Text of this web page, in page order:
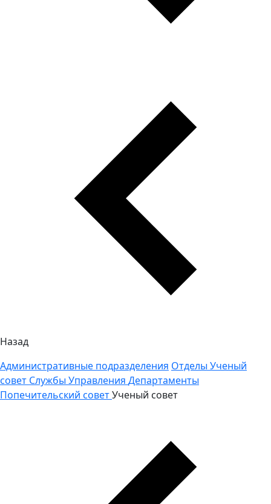
Назад
Административные подразделения Отделы Ученый
совет Службы Управления Департаменты
Попечительский советУченый совет